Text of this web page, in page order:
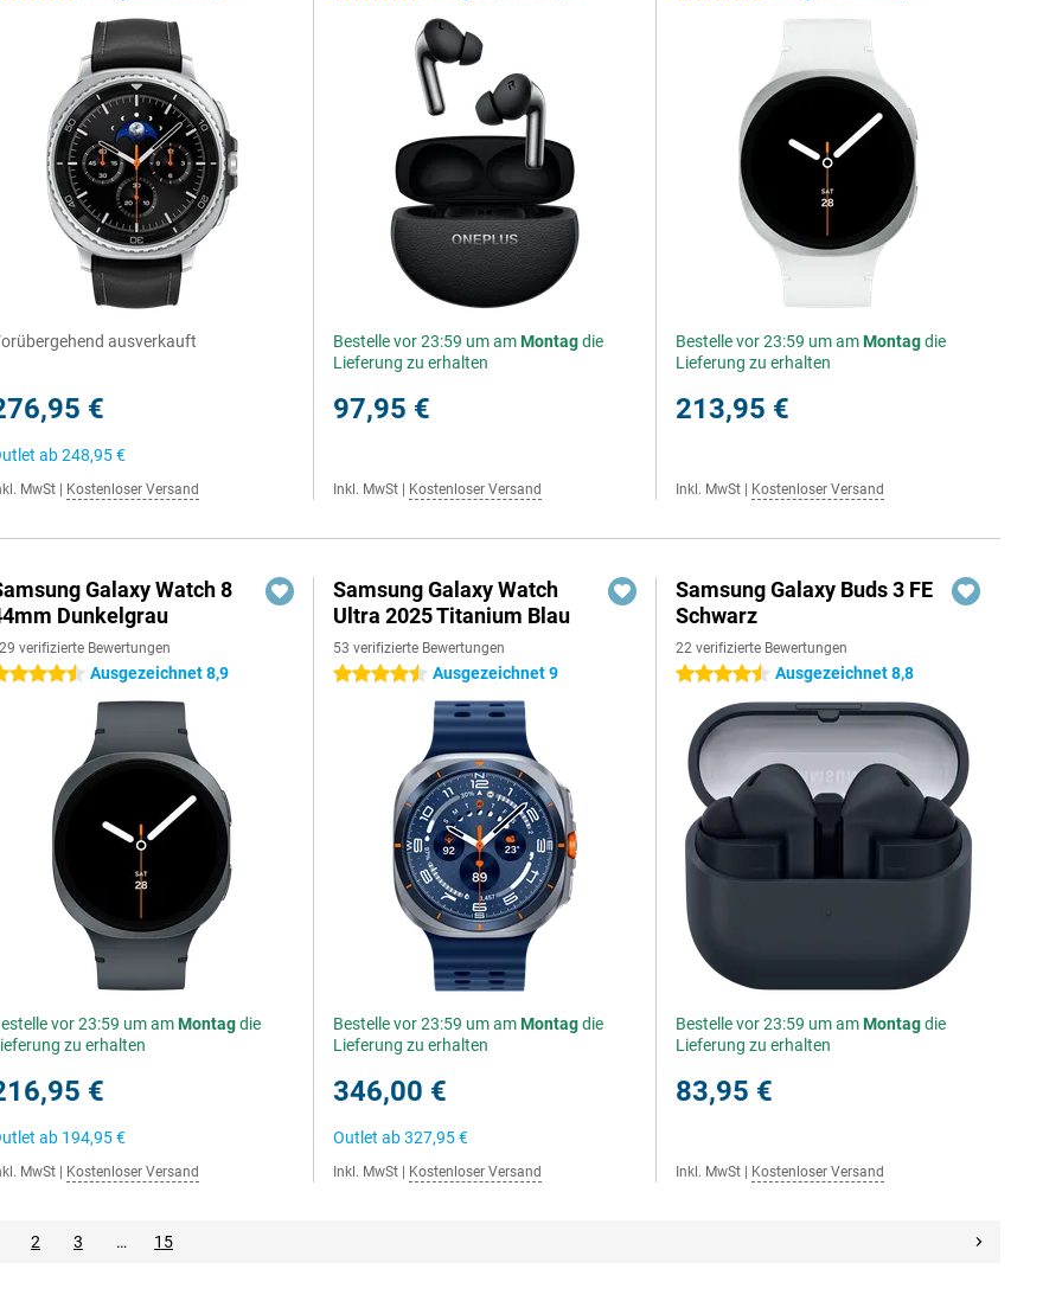
ausverkauft
€
ab248,95 €
MwSt Kostenloser Versand
Bestelle vor 23:59 um amMontagdie
Lieferung zu erhalten
97,95 €
Inkl. MwSt Kostenloser Versand
Bestelle vor 23:59 um amMontagdie
Lieferung zu erhalten
213,95 €
Inkl. MwSt Kostenloser Versand
Galaxy Watch 8
Dunkelgrau
verifizierte Bewertungen
Sterne Ausgezeichnet 8,9
vor 23:59 um amMontagdie
zu erhalten
€
ab 194,95 €
MwSt Kostenloser Versand
Samsung Galaxy Watch
Ultra 2025 Titanium Blau
53 verifizierte Bewertungen
4.5 Sterne Ausgezeichnet 9
Bestelle vor 23:59 um amMontagdie
Lieferung zu erhalten
346,00 €
Outlet ab327,95 €
Inkl. MwSt Kostenloser Versand
Samsung Galaxy Buds 3 FE
Schwarz
22 verifizierte Bewertungen
4.5 Sterne Ausgezeichnet 8,8
Bestelle vor 23:59 um amMontagdie
Lieferung zu erhalten
83,95 €
Inkl. MwSt Kostenloser Versand
2 3 … 15